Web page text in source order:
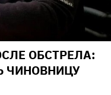
ОБСТРЕЛА:
ЧИНОВНИЦУ